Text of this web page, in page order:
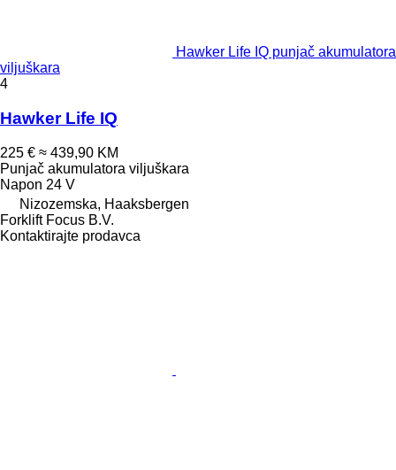
Hawker Life IQ punjač akumulatora
viljuškara
4
Hawker Life IQ
225 € ≈ 439,90 KM
Punjač akumulatora viljuškara
Napon 24 V
Nizozemska, Haaksbergen
Forklift Focus B.V.
Kontaktirajte prodavca